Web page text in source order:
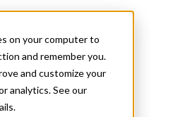
on your computer to
and remember you.
and customize your
analytics. See our